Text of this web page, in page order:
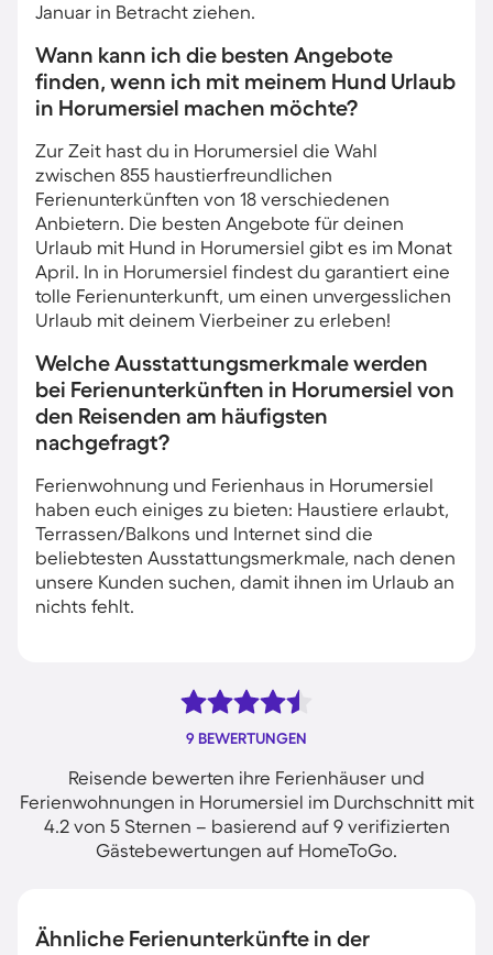
Januar in Betracht ziehen.
Wann kann ich die besten Angebote
finden, wenn ich mit meinem Hund Urlaub
in Horumersiel machen möchte?
Zur Zeit hast du in Horumersiel die Wahl
zwischen 855 haustierfreundlichen
Ferienunterkünften von 18 verschiedenen
Anbietern. Die besten Angebote für deinen
Urlaub mit Hund in Horumersiel gibt es im Monat
April. In in Horumersiel findest du garantiert eine
tolle Ferienunterkunft, um einen unvergesslichen
Urlaub mit deinem Vierbeiner zu erleben!
Welche Ausstattungsmerkmale werden
bei Ferienunterkünften in Horumersiel von
den Reisenden am häufigsten
nachgefragt?
Ferienwohnung und Ferienhaus in Horumersiel
haben euch einiges zu bieten: Haustiere erlaubt,
Terrassen/Balkons und Internet sind die
beliebtesten Ausstattungsmerkmale, nach denen
unsere Kunden suchen, damit ihnen im Urlaub an
nichts fehlt.
9 BEWERTUNGEN
Reisende bewerten ihre Ferienhäuser und
Ferienwohnungen in Horumersiel im Durchschnitt mit
4.2 von 5 Sternen – basierend auf 9 verifizierten
Gästebewertungen auf HomeToGo.
Ähnliche Ferienunterkünfte in der